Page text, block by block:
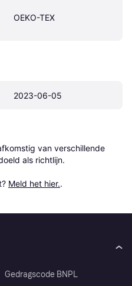
OEKO-TEX
2023-06-05
van verschillende
als richtlijn.
Meld het hier..
Gedragscode BNPL